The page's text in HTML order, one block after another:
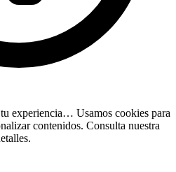
tu experiencia… Usamos cookies para
contenidos. Consulta nuestra